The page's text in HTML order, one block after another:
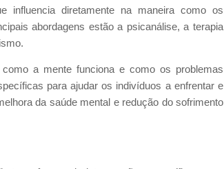
influencia diretamente na maneira como os
abordagens estão a psicanálise, a terapia
a mente funciona e como os problemas
para ajudar os indivíduos a enfrentar e
da saúde mental e redução do sofrimento